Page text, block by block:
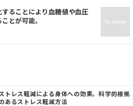
ることにより血糖値や血圧
とが可能。
ストレス軽減による身体への効果。科学的根拠
あるストレス軽減方法